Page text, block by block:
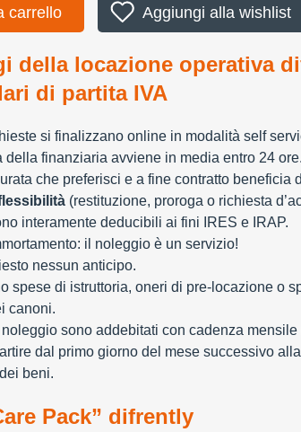
carrello Aggiungi alla wishlist
della locazione operativa
di partita IVA
si finalizzano online in modalità self
della finanziaria avviene in media entro 24 ore.
che preferisci e a fine contratto beneficia
(restituzione, proroga o richiesta
interamente deducibili ai fini IRES e IRAP.
il noleggio è un servizio!
nessun anticipo.
spese di istruttoria, oneri di pre-locazione o
canoni.
noleggio sono addebitati con cadenza mensile
dal primo giorno del mese successivo
beni.
Pack” difrently